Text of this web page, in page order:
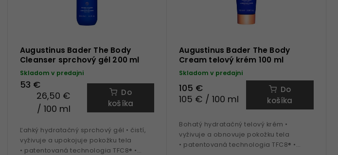
Augustinus Bader The Body
Cleanser sprchový gél 200 ml
Skladom v predajni
53 €
26,50 €
/ 100 ml
Do
košíka
Ľahký hydratačný sprchový gél • čistí,
vyživuje a upokojuje pokožku tela
• patentovaná technologia TFC8® •
Augustinus Bader The Body
Cream telový krém 100 ml
Skladom v predajni
105 €
105 € / 100 ml
Do
košíka
Bohatý hydratačný telový krém •
vyživuje a obnovuje pokožku tela
• patentovaná technologia TFC8® •